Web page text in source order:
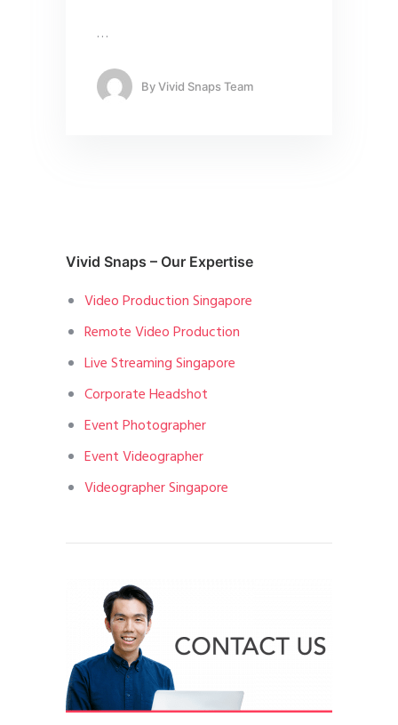
…
ByVivid Snaps Team
Vivid Snaps – Our Expertise
Video Production Singapore
Remote Video Production
Live Streaming Singapore
Corporate Headshot
Event Photographer
Event Videographer
Videographer Singapore